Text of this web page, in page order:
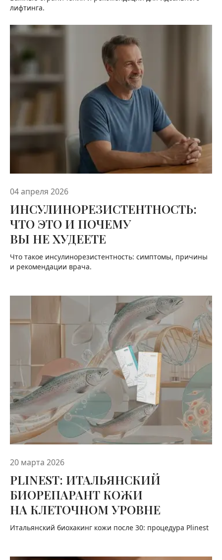
лифтинга.
04 апреля 2026
ИНСУЛИНОРЕЗИСТЕНТНОСТЬ:
ЧТО ЭТО И ПОЧЕМУ
ВЫ НЕ ХУДЕЕТЕ
Что такое инсулинорезистентность: симптомы, причины
и рекомендации врача.
20 марта 2026
PLINEST: ИТАЛЬЯНСКИЙ
БИОРЕПАРАНТ КОЖИ
НА КЛЕТОЧНОМ УРОВНЕ
Итальянский биохакинг кожи после 30: процедура Plinest